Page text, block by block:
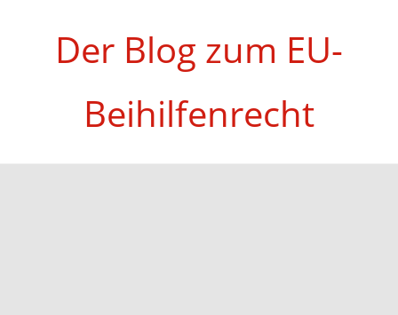
Der Blog zum EU-
Beihilfenrecht